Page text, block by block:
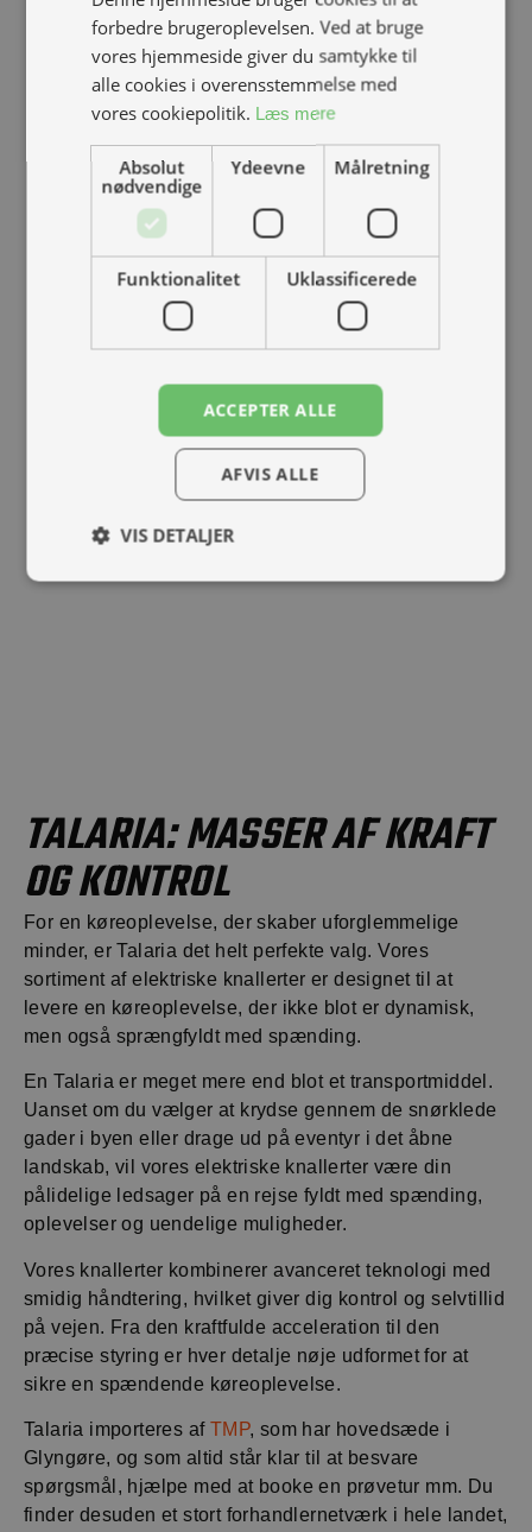
SE EKSTRAUDSTYR
BOOK PRØVETUR
TALARIA: MASSER AF KRAFT
OG KONTROL
For en køreoplevelse, der skaber uforglemmelige
minder, er Talaria det helt perfekte valg. Vores
sortiment af elektriske knallerter er designet til at
levere en køreoplevelse, der ikke blot er dynamisk,
men også sprængfyldt med spænding.
En Talaria er meget mere end blot et transportmiddel.
Uanset om du vælger at krydse gennem de snørklede
gader i byen eller drage ud på eventyr i det åbne
landskab, vil vores elektriske knallerter være din
pålidelige ledsager på en rejse fyldt med spænding,
oplevelser og uendelige muligheder.
Vores knallerter kombinerer avanceret teknologi med
smidig håndtering, hvilket giver dig kontrol og selvtillid
på vejen. Fra den kraftfulde acceleration til den
præcise styring er hver detalje nøje udformet for at
sikre en spændende køreoplevelse.
Talaria importeres af TMP, som har hovedsæde i
Glyngøre, og som altid står klar til at besvare
spørgsmål, hjælpe med at booke en prøvetur mm. Du
finder desuden et stort forhandlernetværk i hele landet,
forbedre brugeroplevelsen. Ved at bruge
vores hjemmeside giver du samtykke til
alle cookies i overensstemmelse med
vores cookiepolitik. Læs mere
Absolut
nødvendige
Ydeevne Målretning
Funktionalitet Uklassificerede
ACCEPTER ALLE
AFVIS ALLE
VIS DETALJER